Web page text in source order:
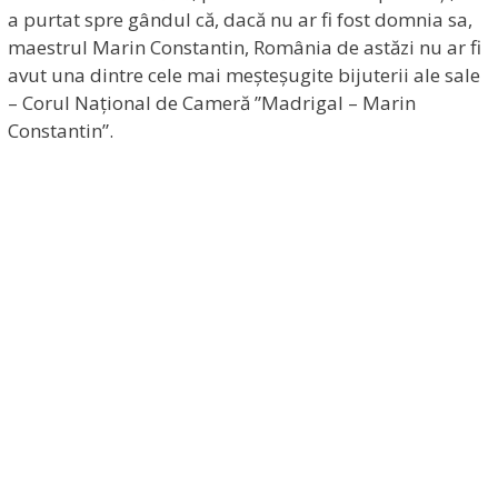
a purtat spre gândul că, dacă nu ar fi fost domnia sa,
maestrul Marin Constantin, România de astăzi nu ar fi
avut una dintre cele mai meșteșugite bijuterii ale sale
– Corul Național de Cameră ”Madrigal – Marin
Constantin”.